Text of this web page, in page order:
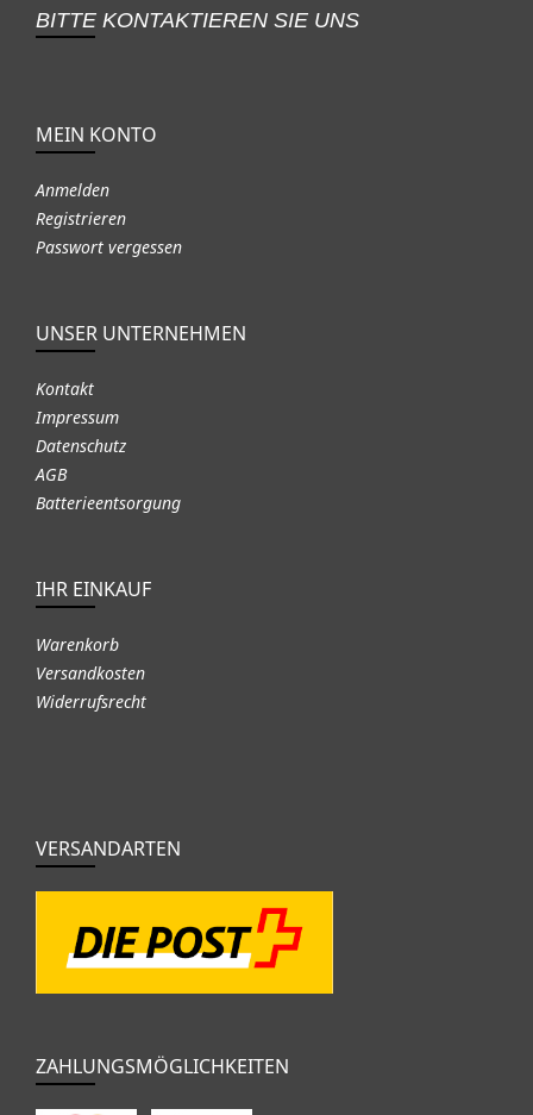
BITTE KONTAKTIEREN SIE UNS
MEIN KONTO
Anmelden
Registrieren
Passwort vergessen
UNSER UNTERNEHMEN
Kontakt
Impressum
Datenschutz
AGB
Batterieentsorgung
IHR EINKAUF
Warenkorb
Versandkosten
Widerrufsrecht
VERSANDARTEN
ZAHLUNGSMÖGLICHKEITEN